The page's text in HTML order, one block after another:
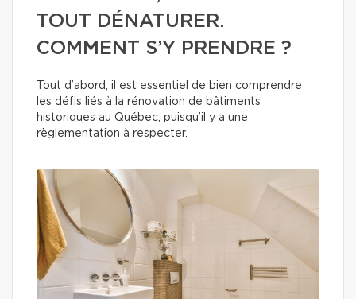
TOUT DÉNATURER.
COMMENT S’Y PRENDRE ?
Tout d’abord, il est essentiel de bien comprendre
les défis liés à la rénovation de bâtiments
historiques au Québec, puisqu’il y a une
règlementation à respecter.